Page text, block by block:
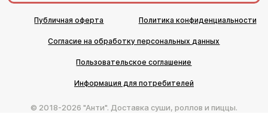
Публичная оферта Политика конфиденциальности
Согласие на обработку персональных данных
Пользовательское соглашение
Информация для потребителей
© 2018-2026 "Анти". Доставка суши, роллов и пиццы.